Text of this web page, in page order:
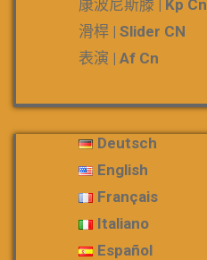
康波尼斯滕 | Kp Cn
滑桿 | Slider CN
表演 | Af Cn
Deutsch
English
Français
Italiano
Español